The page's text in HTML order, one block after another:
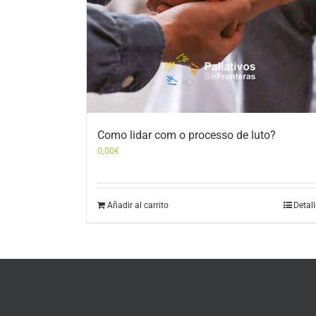
Como lidar com o processo de luto?
0,00€
Añadir al carrito